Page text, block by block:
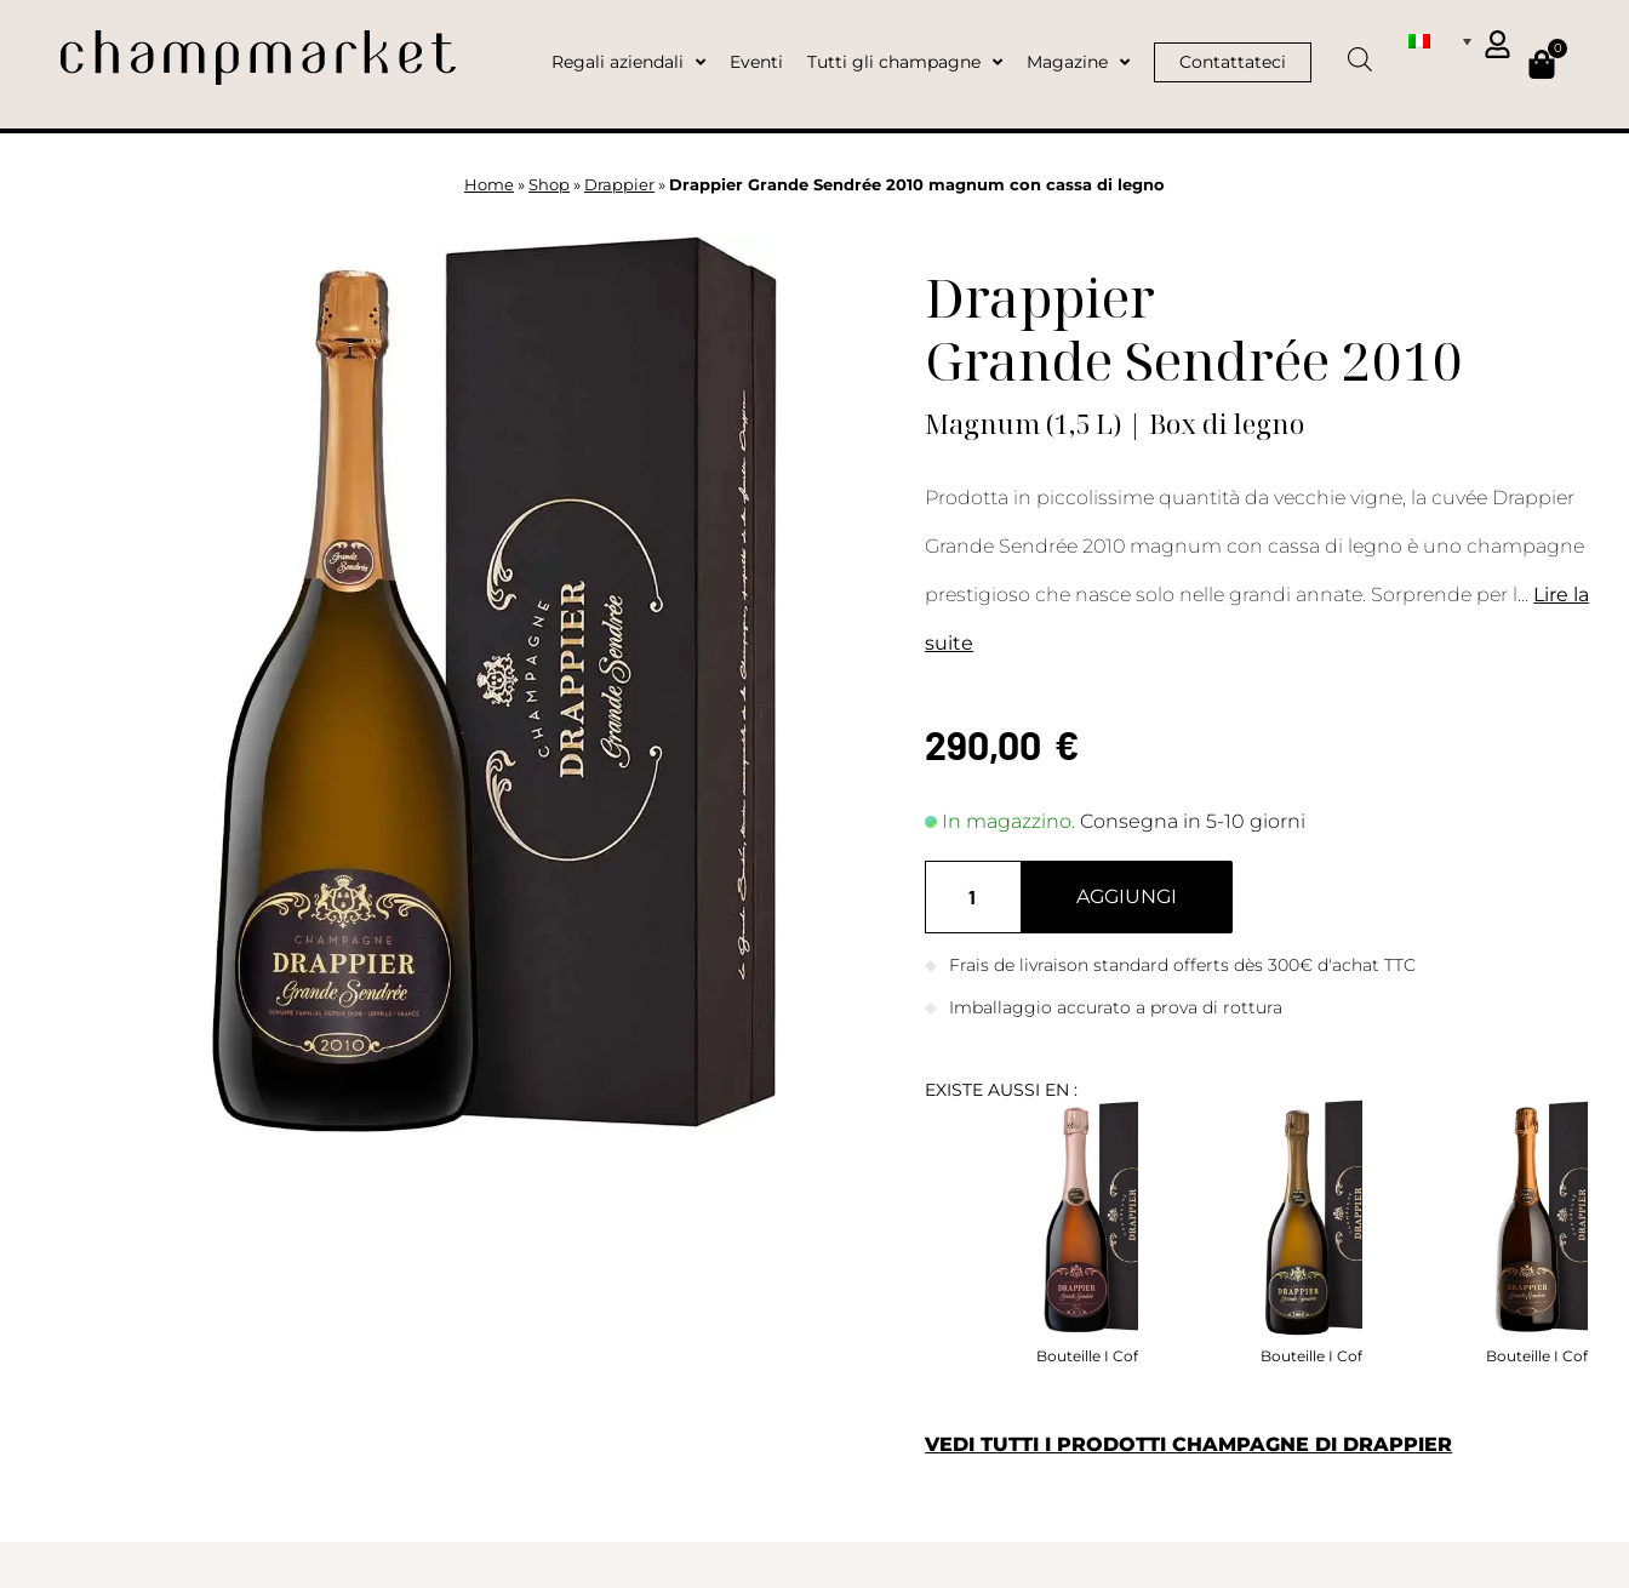
Regali aziendali Eventi Tutti gli champagne Magazine Contattateci
0
Home » Shop » Drappier » Drappier Grande Sendrée 2010 magnum con cassa di legno
Drappier
Grande Sendrée 2010
Magnum (1,5 L) | Box di legno
Prodotta in piccolissime quantità da vecchie vigne, la cuvée Drappier
Grande Sendrée 2010 magnum con cassa di legno è uno champagne
prestigioso che nasce solo nelle grandi annate. Sorprende per l Lire la
suite
290,00 €
In magazzino.Consegna in 5-10 giorni
AGGIUNGI
Frais de livraison standard offerts dès 300€ d'achat TTC
Imballaggio accurato a prova di rottura
EXISTE AUSSI EN :
Bouteille I Coffret Bouteille I Coffret Bouteille I Coffret
VEDI TUTTI I PRODOTTI CHAMPAGNE DI DRAPPIER